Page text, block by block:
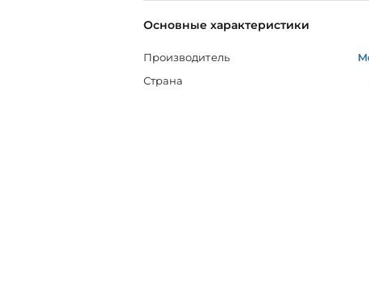
Основные характеристики
Производитель
Страна